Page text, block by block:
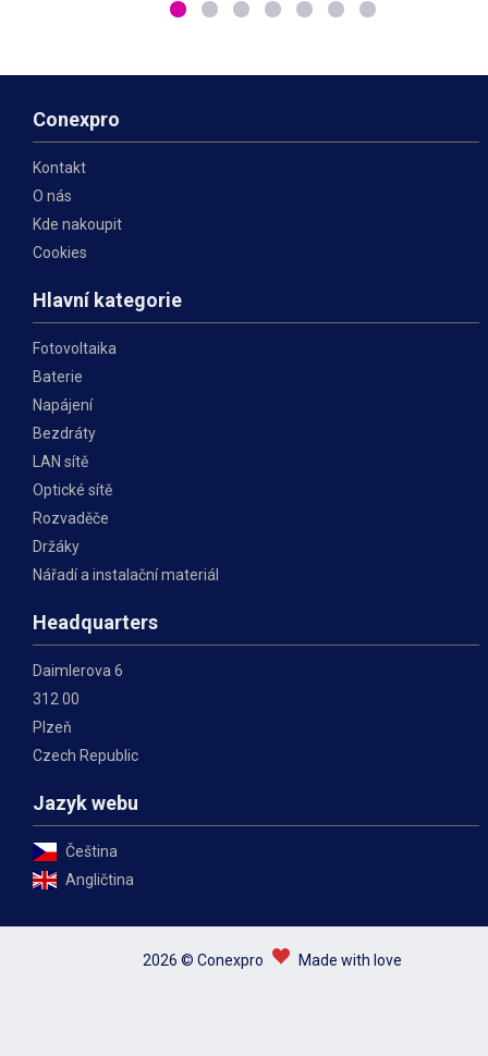
feruli s APC broušením na
UPC broušení ferule na obou
Conexpro
Kontakt
O nás
Kde nakoupit
Cookies
Hlavní kategorie
Fotovoltaika
Baterie
Napájení
Bezdráty
LAN sítě
Optické sítě
Rozvaděče
Držáky
Nářadí a instalační materiál
Headquarters
Daimlerova 6
312 00
Plzeň
Czech Republic
Jazyk webu
Čeština
Angličtina
2026 © Conexpro Made with love